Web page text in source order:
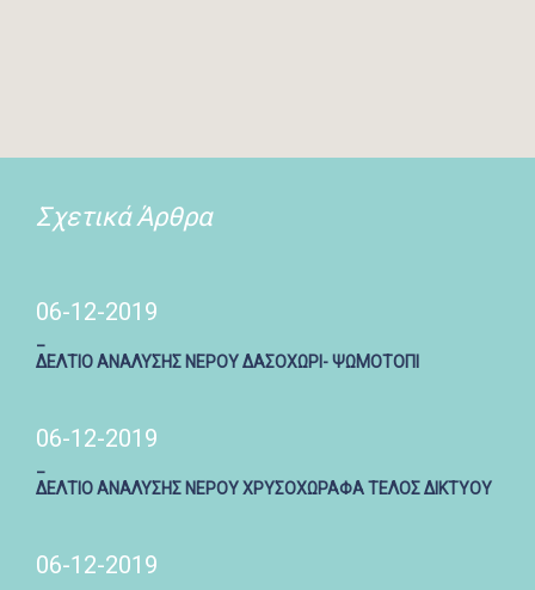
Σχετικά Άρθρα
06-12-2019
ΔΕΛΤΙΟ ΑΝΑΛΥΣΗΣ ΝΕΡΟΥ ΔΑΣΟΧΩΡΙ- ΨΩΜΟΤΟΠΙ
06-12-2019
ΔΕΛΤΙΟ ΑΝΑΛΥΣΗΣ ΝΕΡΟΥ ΧΡΥΣΟΧΩΡΑΦΑ ΤΕΛΟΣ ΔΙΚΤΥΟΥ
06-12-2019